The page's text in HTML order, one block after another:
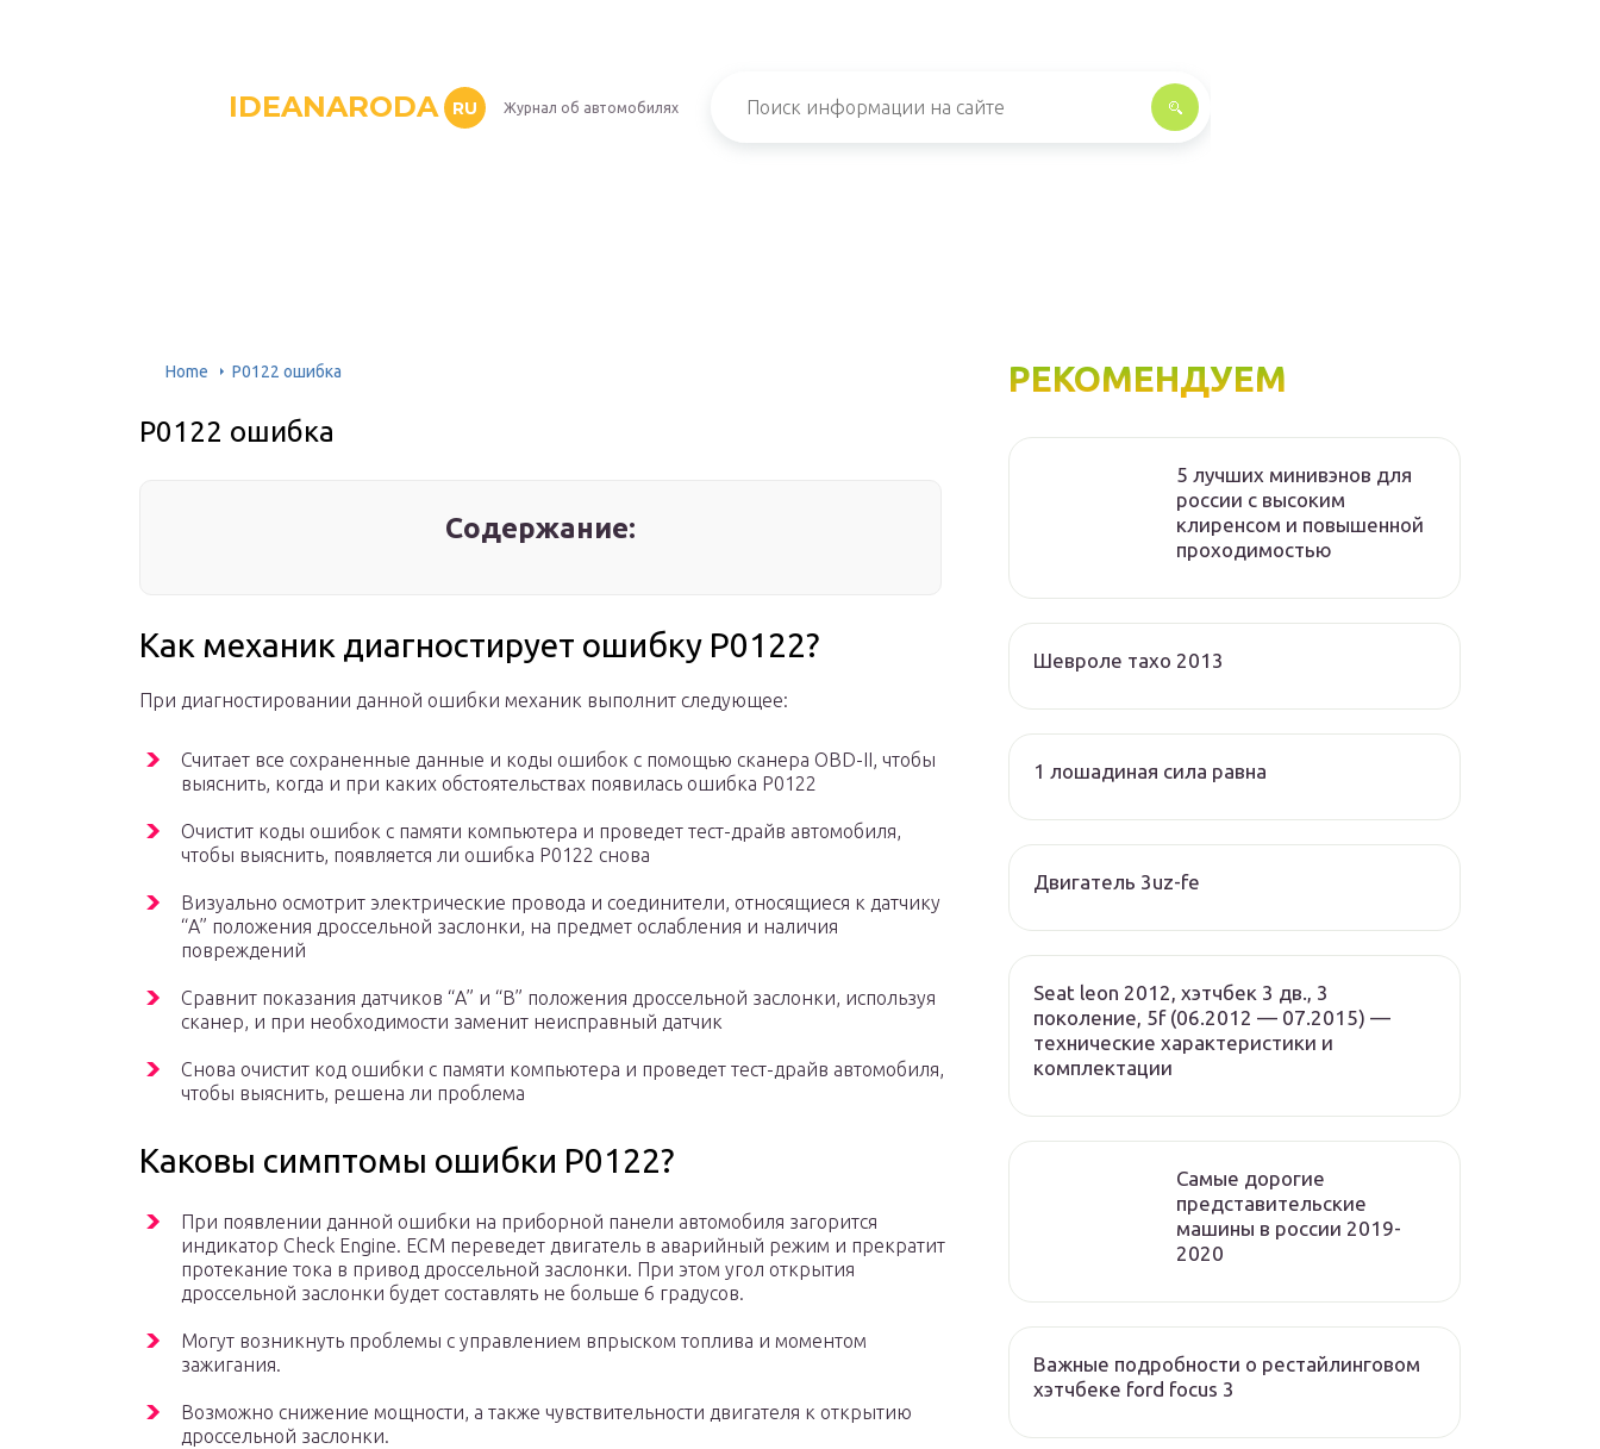
IDEANARODA RU Журнал об автомобилях
Home P0122 ошибка
P0122 ошибка
Содержание:
Как механик диагностирует ошибку P0122?
При диагностировании данной ошибки механик выполнит следующее:
Считает все сохраненные данные и коды ошибок с помощью сканера OBD-II, чтобы
выяснить, когда и при каких обстоятельствах появилась ошибка P0122
Очистит коды ошибок с памяти компьютера и проведет тест-драйв автомобиля,
чтобы выяснить, появляется ли ошибка P0122 снова
Визуально осмотрит электрические провода и соединители, относящиеся к датчику
“А” положения дроссельной заслонки, на предмет ослабления и наличия
повреждений
Сравнит показания датчиков “А” и “B” положения дроссельной заслонки, используя
сканер, и при необходимости заменит неисправный датчик
Снова очистит код ошибки с памяти компьютера и проведет тест-драйв автомобиля,
чтобы выяснить, решена ли проблема
Каковы симптомы ошибки P0122?
При появлении данной ошибки на приборной панели автомобиля загорится
индикатор Check Engine. ECM переведет двигатель в аварийный режим и прекратит
протекание тока в привод дроссельной заслонки. При этом угол открытия
дроссельной заслонки будет составлять не больше 6 градусов.
Могут возникнуть проблемы с управлением впрыском топлива и моментом
зажигания.
Возможно снижение мощности, а также чувствительности двигателя к открытию
дроссельной заслонки.
РЕКОМЕНДУЕМ
5 лучших минивэнов для
россии с высоким
клиренсом и повышенной
проходимостью
Шевроле тахо 2013
1 лошадиная сила равна
Двигатель 3uz-fe
Seat leon 2012, хэтчбек 3 дв., 3
поколение, 5f (06.2012 — 07.2015) —
технические характеристики и
комплектации
Cамые дорогие
представительские
машины в россии 2019-
2020
Важные подробности о рестайлинговом
хэтчбеке ford focus 3